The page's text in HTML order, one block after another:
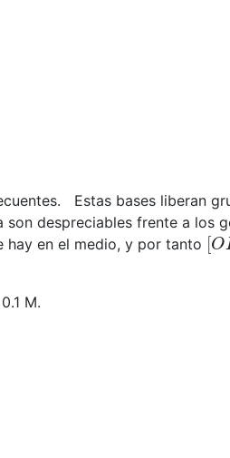
Estas bases liberan
despreciables frente a los
hay en el medio, y por tanto [O
M.